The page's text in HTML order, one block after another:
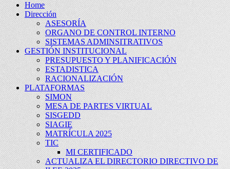
Home
Dirección
ASESORÍA
ORGANO DE CONTROL INTERNO
SISTEMAS ADMINSITRATIVOS
GESTIÓN INSTITUCIONAL
PRESUPUESTO Y PLANIFICACIÓN
ESTADISTICA
RACIONALIZACIÓN
PLATAFORMAS
SIMON
MESA DE PARTES VIRTUAL
SISGEDD
SIAGIE
MATRÍCULA 2025
TIC
MI CERTIFICADO
ACTUALIZA EL DIRECTORIO DIRECTIVO DE